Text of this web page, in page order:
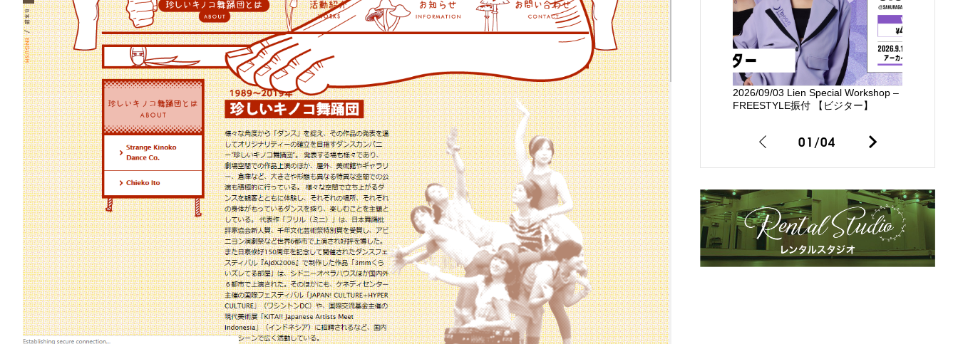
2026/09/03 Lien Special Workshop –
FREESTYLE振付 【ビジター】
01/04